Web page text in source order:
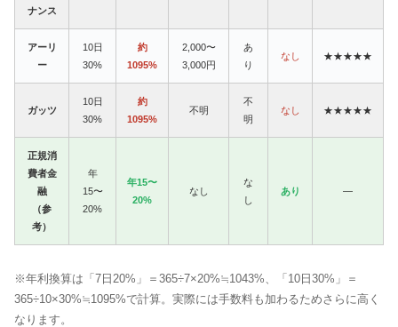
ナンス
アーリ
ー
10日
30%
約
1095%
2,000〜
3,000円
あ
り
なし ★★★★★
ガッツ
10日
30%
約
1095%
不明
不
明
なし ★★★★★
正規消
費者金
融
（参
考）
年
15〜
20%
年15〜
20%
なし
な
し
あり —
※年利換算は「7日20%」＝365÷7×20%≒1043%、「10日30%」＝
365÷10×30%≒1095%で計算。実際には手数料も加わるためさらに高く
なります。